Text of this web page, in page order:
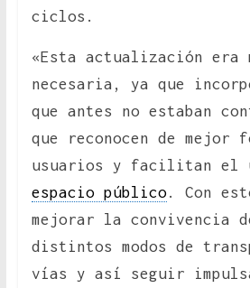
ciclos.
«Esta actualización era
necesaria, ya que
que antes no estaban
que reconocen de mejor
usuarios y facilitan el
espacio público. Con
mejorar la convivencia
distintos modos de
vías y así seguir